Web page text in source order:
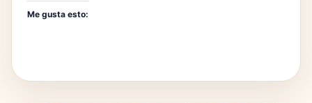
Me gusta esto: